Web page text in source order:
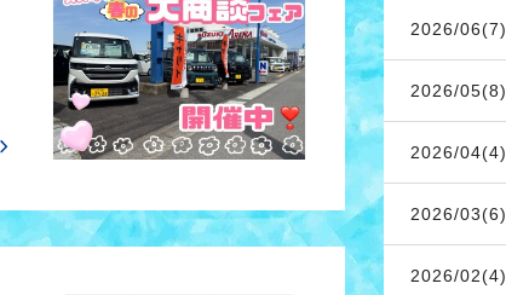
2026/06(7)
2026/05(8)
2026/04(4)
2026/03(6)
2026/02(4)